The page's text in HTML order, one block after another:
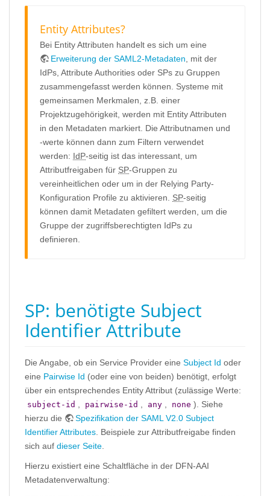
Entity Attributes?
Bei Entity Attributen handelt es sich um eine
Erweiterung der SAML2-Metadaten , mit der
IdPs, Attribute Authorities oder SPs zu Gruppen
zusammengefasst werden können. Systeme mit
gemeinsamen Merkmalen, z.B. einer
Projektzugehörigkeit, werden mit Entity Attributen
in den Metadaten markiert. Die Attributnamen und
-werte können dann zum Filtern verwendet
werden: IdP-seitig ist das interessant, um
Attributfreigaben für SP-Gruppen zu
vereinheitlichen oder um in der Relying Party-
Konfiguration Profile zu aktivieren. SP-seitig
können damit Metadaten gefiltert werden, um die
Gruppe der zugriffsberechtigten IdPs zu
definieren.
SP: benötigte Subject
Identifier Attribute
Die Angabe, ob ein Service Provider eine Subject Id oder
eine Pairwise Id (oder eine von beiden) benötigt, erfolgt
über ein entsprechendes Entity Attribut (zulässige Werte:
subject-id pairwise-id any none ). Siehe
hierzu die
Spezifikation der SAML V2.0 Subject
Identifier Attributes . Beispiele zur Attributfreigabe finden
sich auf dieser Seite
Hierzu existiert eine Schaltfläche in der DFN-AAI
Metadatenverwaltung: